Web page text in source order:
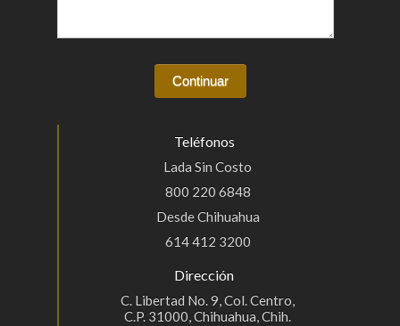
Teléfonos
Lada Sin Costo
800 220 6848
Desde Chihuahua
614 412 3200
Dirección
C. Libertad No. 9, Col. Centro,
C.P. 31000, Chihuahua, Chih.